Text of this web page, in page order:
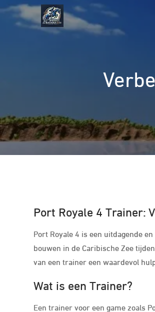
Naar
Port Royale 4 Trainer:
Port Royale 4 is een uitdagende
bouwen in de Caribische Zee
van een trainer een waardevol
Wat is een Trainer?
Een trainer voor een game zoals